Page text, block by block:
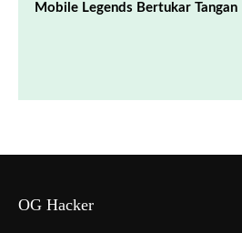
Mobile Legends Bertukar Tangan
OG Hacker